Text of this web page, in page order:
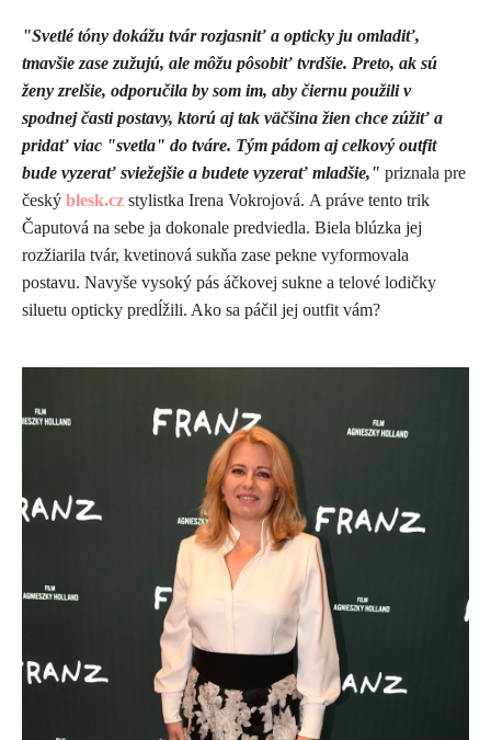
"Svetlé tóny dokážu tvár rozjasniť a opticky ju omladiť,
tmavšie zase zužujú, ale môžu pôsobiť tvrdšie. Preto, ak sú
ženy zrelšie, odporučila by som im, aby čiernu použili v
spodnej časti postavy, ktorú aj tak väčšina žien chce zúžiť a
pridať viac "svetla" do tváre. Tým pádom aj celkový outfit
bude vyzerať sviežejšie a budete vyzerať mladšie," priznala pre
český blesk.cz stylistka Irena Vokrojová. A práve tento trik
Čaputová na sebe ja dokonale predviedla. Biela blúzka jej
rozžiarila tvár, kvetinová sukňa zase pekne vyformovala
postavu. Navyše vysoký pás áčkovej sukne a telové lodičky
siluetu opticky predĺžili. Ako sa páčil jej outfit vám?